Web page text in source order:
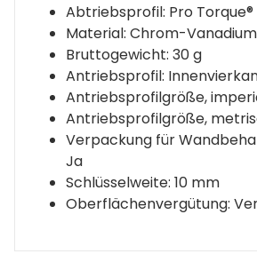
Abtriebsprofil: Pro
Material: Chrom-
Bruttogewicht: 30 g
Antriebsprofil:
Antriebsprofilgröße,
Antriebsprofilgröße,
Verpackung für
Ja
Schlüsselweite: 10 mm
Oberflächenvergütung: